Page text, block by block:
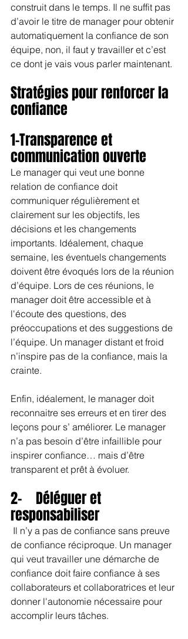
construit dans le temps. Il ne suffit pas
d’avoir le titre de manager pour obtenir
automatiquement la confiance de son
équipe, non, il faut y travailler et c’est
ce dont je vais vous parler maintenant.
Stratégies pour renforcer la
confiance
1-Transparence et
communication ouverte
Le manager qui veut une bonne
relation de confiance doit
communiquer régulièrement et
clairement sur les objectifs, les
décisions et les changements
importants. Idéalement, chaque
semaine, les éventuels changements
doivent être évoqués lors de la réunion
d’équipe. Lors de ces réunions, le
manager doit être accessible et à
l'écoute des questions, des
préoccupations et des suggestions de
l’équipe. Un manager distant et froid
n’inspire pas de la confiance, mais la
crainte.
Enfin, idéalement, le manager doit
reconnaitre ses erreurs et en tirer des
leçons pour s’ améliorer. Le manager
n’a pas besoin d’être infaillible pour
inspirer confiance… mais d’être
transparent et prêt à évoluer.
2-    Déléguer et
responsabiliser
Il n’y a pas de confiance sans preuve
de confiance réciproque. Un manager
qui veut travailler une démarche de
confiance doit faire confiance à ses
collaborateurs et collaboratrices et leur
donner l'autonomie nécessaire pour
accomplir leurs tâches.